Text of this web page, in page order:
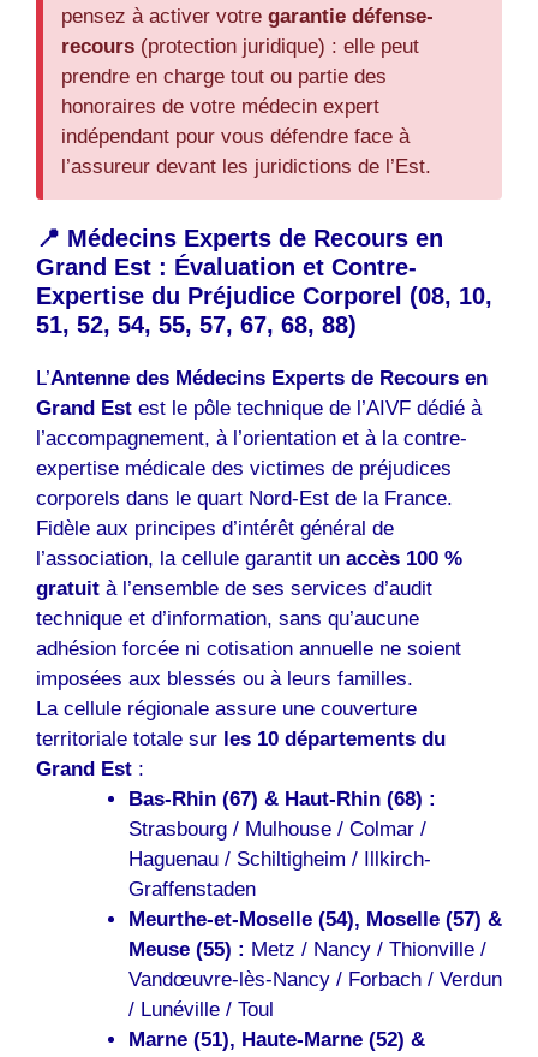
pensez à activer votre garantie défense-
recours (protection juridique) : elle peut
prendre en charge tout ou partie des
honoraires de votre médecin expert
indépendant pour vous défendre face à
l’assureur devant les juridictions de l’Est.
📍 Médecins Experts de Recours en
Grand Est : Évaluation et Contre-
Expertise du Préjudice Corporel (08, 10,
51, 52, 54, 55, 57, 67, 68, 88)
L’Antenne des Médecins Experts de Recours en
Grand Est est le pôle technique de l’AIVF dédié à
l’accompagnement, à l’orientation et à la contre-
expertise médicale des victimes de préjudices
corporels dans le quart Nord-Est de la France.
Fidèle aux principes d’intérêt général de
l’association, la cellule garantit un accès 100 %
gratuit à l’ensemble de ses services d’audit
technique et d’information, sans qu’aucune
adhésion forcée ni cotisation annuelle ne soient
imposées aux blessés ou à leurs familles.
La cellule régionale assure une couverture
territoriale totale sur les 10 départements du
Grand Est :
Bas-Rhin (67) & Haut-Rhin (68) :
Strasbourg / Mulhouse / Colmar /
Haguenau / Schiltigheim / Illkirch-
Graffenstaden
Meurthe-et-Moselle (54), Moselle (57) &
Meuse (55) : Metz / Nancy / Thionville /
Vandœuvre-lès-Nancy / Forbach / Verdun
/ Lunéville / Toul
Marne (51), Haute-Marne (52) &